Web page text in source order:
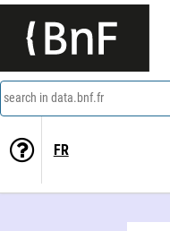
search in data.bnf.fr
FR